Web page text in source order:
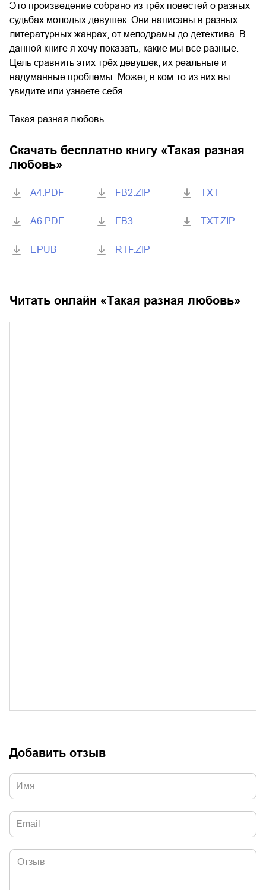
Это произведение собрано из трёх повестей о разных
судьбах молодых девушек. Они написаны в разных
литературных жанрах, от мелодрамы до детектива. В
данной книге я хочу показать, какие мы все разные.
Цель сравнить этих трёх девушек, их реальные и
надуманные проблемы. Может, в ком-то из них вы
увидите или узнаете себя.
Такая разная любовь
Скачать бесплатно книгу «Такая разная
любовь»
A4.PDF
A6.PDF
EPUB
FB2.ZIP
FB3
RTF.ZIP
TXT
TXT.ZIP
Читать онлайн «Такая разная любовь»
Добавить отзыв